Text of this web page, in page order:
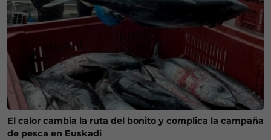
El calor cambia la ruta del bonito y complica la campaña
de pesca en Euskadi